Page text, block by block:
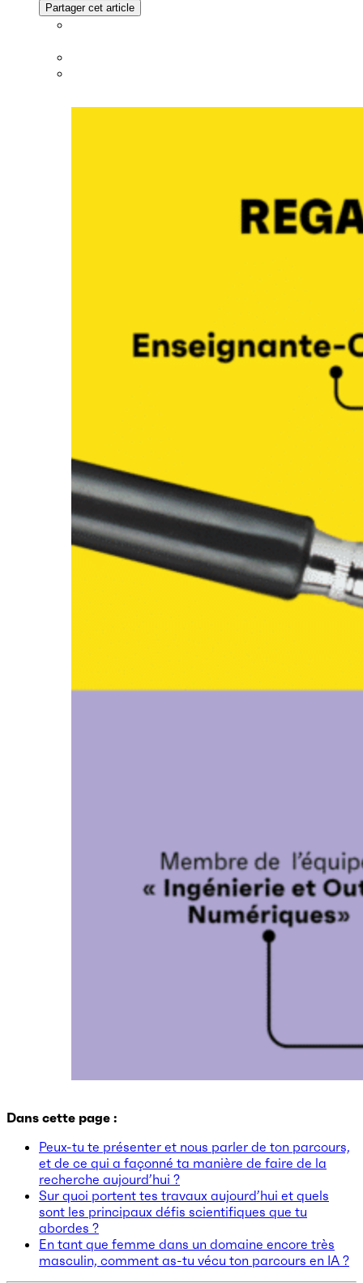
Partager cet article
Dans cette page :
Peux-tu te présenter et nous parler de ton parcours,
et de ce qui a façonné ta manière de faire de la
recherche aujourd’hui ?
Sur quoi portent tes travaux aujourd’hui et quels
sont les principaux défis scientifiques que tu
abordes ?
En tant que femme dans un domaine encore très
masculin, comment as-tu vécu ton parcours en IA ?